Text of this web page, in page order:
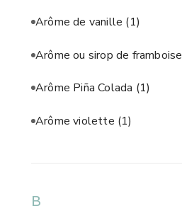
Arôme de vanille (1)
Arôme ou sirop de framboise
Arôme Piña Colada (1)
Arôme violette (1)
B